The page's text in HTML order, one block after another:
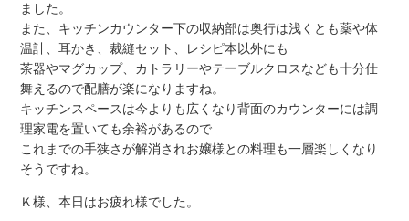
ました。
また、キッチンカウンター下の収納部は奥行は浅くとも薬や体
温計、耳かき、裁縫セット、レシピ本以外にも
茶器やマグカップ、カトラリーやテーブルクロスなども十分仕
舞えるので配膳が楽になりますね。
キッチンスペースは今よりも広くなり背面のカウンターには調
理家電を置いても余裕があるので
これまでの手狭さが解消されお嬢様との料理も一層楽しくなり
そうですね。
Ｋ様、本日はお疲れ様でした。